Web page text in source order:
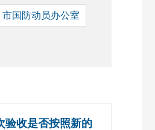
市国防动员办公室
验收是否按照新的